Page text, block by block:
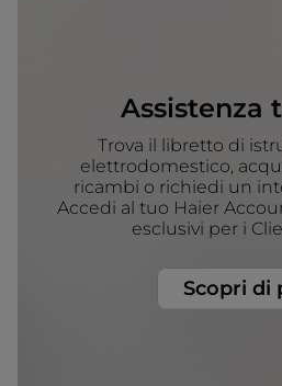
Assistenza
Trova il libretto di
elettrodomestico,
ricambi o richiedi un
Accedi al tuo Haier
esclusivi per i
Scopri di